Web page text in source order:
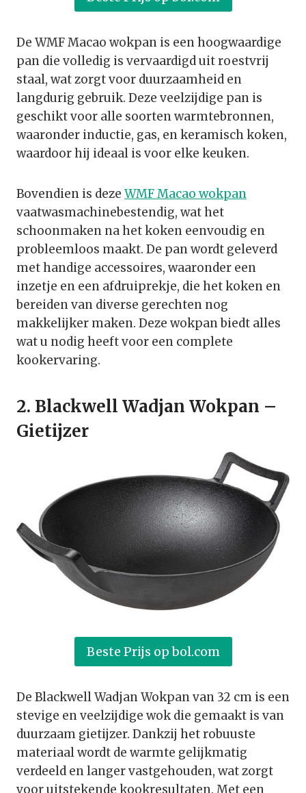
De WMF Macao wokpan is een hoogwaardige
pan die volledig is vervaardigd uit roestvrij
staal, wat zorgt voor duurzaamheid en
langdurig gebruik. Deze veelzijdige pan is
geschikt voor alle soorten warmtebronnen,
waaronder inductie, gas, en keramisch koken,
waardoor hij ideaal is voor elke keuken.
Bovendien is deze WMF Macao wokpan
vaatwasmachinebestendig, wat het
schoonmaken na het koken eenvoudig en
probleemloos maakt. De pan wordt geleverd
met handige accessoires, waaronder een
inzetje en een afdruiprekje, die het koken en
bereiden van diverse gerechten nog
makkelijker maken. Deze wokpan biedt alles
wat u nodig heeft voor een complete
kookervaring.
2. Blackwell Wadjan Wokpan –
Gietijzer
Beste Prijs op bol.com
De Blackwell Wadjan Wokpan van 32 cm is een
stevige en veelzijdige wok die gemaakt is van
duurzaam gietijzer. Dankzij het robuuste
materiaal wordt de warmte gelijkmatig
verdeeld en langer vastgehouden, wat zorgt
voor uitstekende kookresultaten. Met een